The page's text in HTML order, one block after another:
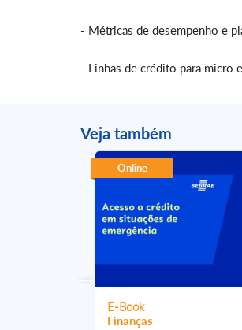
- Métricas de desempenho e
- Linhas de crédito para micro
Veja também
Online
E-Book
Finanças